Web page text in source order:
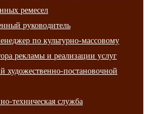
ремесел
руководитель
по культурно-массовому
рекламы и реализации услуг
художественно-постановочной
техническая служба